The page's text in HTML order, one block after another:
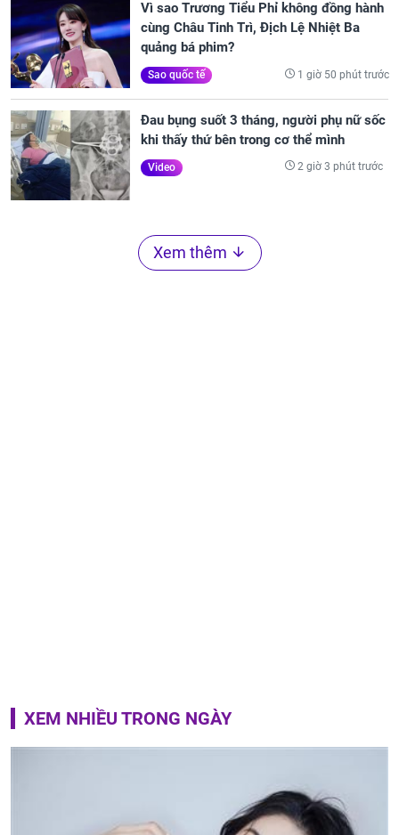
Vì sao Trương Tiểu Phỉ không đồng hành
cùng Châu Tinh Trì, Địch Lệ Nhiệt Ba
quảng bá phim?
Sao quốc tế 1 giờ 50 phút trước
Đau bụng suốt 3 tháng, người phụ nữ sốc
khi thấy thứ bên trong cơ thể mình
Video 2 giờ 3 phút trước
Xem thêm
XEM NHIỀU TRONG NGÀY